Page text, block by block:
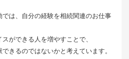
は、自分の経験を相続関連のお仕事
ができる人を増やすことで、
きるのではないかと考えています。